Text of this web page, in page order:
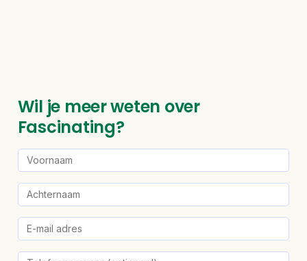
Wil je meer weten over
Fascinating?